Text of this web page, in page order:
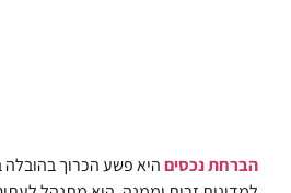
הברחת נכסיםהיא פשע הכרוך בהובלה